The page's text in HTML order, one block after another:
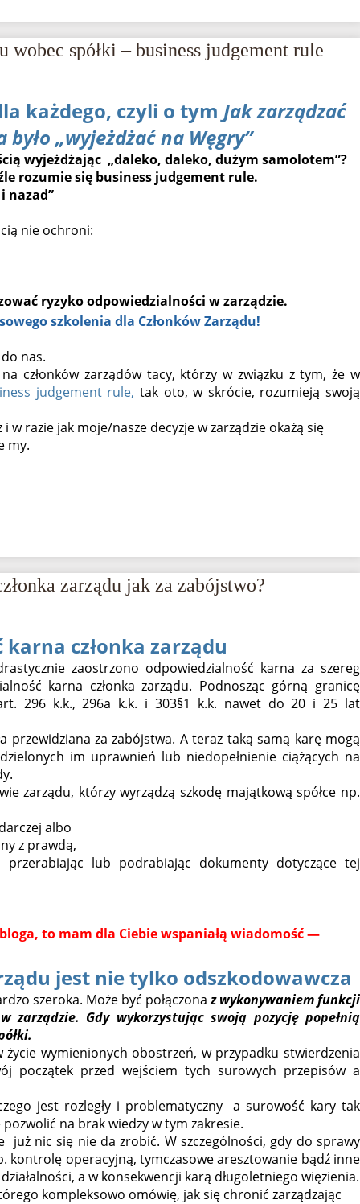
wobec spółki – business judgement rule
każdego, czyli o tym Jak zarządzać
„wyjeżdżać na Węgry”
wyjeżdżając „daleko, daleko, dużym samolotem”?
rozumie się business judgement rule.
nazad”
nie ochroni:
ryzyko odpowiedzialności w zarządzie.
szkolenia dla Członków Zarządu!
nas.
członków zarządów tacy, którzy w związku z tym, że w
judgement rule,tak oto, w skrócie, rozumieją swoją
razie jak moje/nasze decyzje w zarządzie okażą się
my.
zarządu jak za zabójstwo?
członka zarządu
zaostrzono odpowiedzialność karna za szereg
karna członka zarządu. Podnosząc górną granicę
296 k.k., 296a k.k. i 303§1 k.k. nawet do 20 i 25 lat
za zabójstwa. A teraz taką samą karę mogą
im uprawnień lub niedopełnienie ciążących na
zarządu, którzy wyrządzą szkodę majątkową spółce np.
albo
z prawdą,
przerabiając lub podrabiając dokumenty dotyczące tej
to mam dla Ciebie wspaniałą wiadomość —
jest nie tylko odszkodowawcza
szeroka. Może być połączonaz wykonywaniem funkcji
Gdy wykorzystując swoją pozycję popełnią
wymienionych obostrzeń, w przypadku stwierdzenia
początek przed wejściem tych surowych przepisów a
jest rozległy i problematyczny a surowość kary tak
na brak wiedzy w tym zakresie.
już nic się nie da zrobić. W szczególności, gdy do sprawy
kontrolę operacyjną, tymczasowe aresztowanie bądź inne
a w konsekwencji karą długoletniego więzienia.
kompleksowo omówię, jak się chronić zarządzając